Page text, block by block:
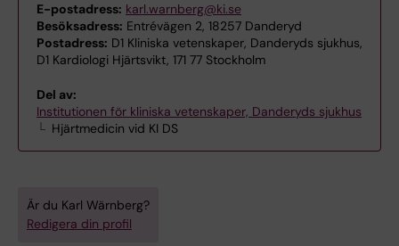
E-postadress: karl.warnberg@ki.se
Besöksadress: Entrévägen 2, 18257 Danderyd
Postadress: D1 Kliniska vetenskaper, Danderyds sjukhus,
D1 Kardiologi Hjärtsvikt, 171 77 Stockholm
Del av:
Institutionen för kliniska vetenskaper, Danderyds sjukhus
Hjärtmedicin vid KI DS
Är du Karl Wärnberg?
Redigera din profil